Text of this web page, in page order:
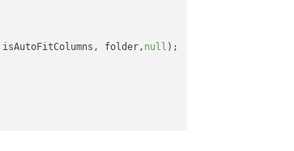
folder, null );